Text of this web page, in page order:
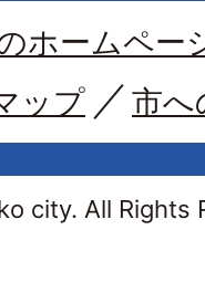
ホームペー
ップ
市へ
city. All Rights